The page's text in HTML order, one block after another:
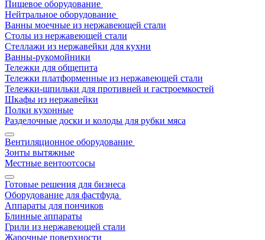
Пищевое оборудование
Нейтральное оборудование
Ванны моечные из нержавеющей стали
Столы из нержавеющей стали
Стеллажи из нержавейки для кухни
Ванны-рукомойники
Тележки для общепита
Тележки платформенные из нержавеющей стали
Тележки-шпильки для противней и гастроемкостей
Шкафы из нержавейки
Полки кухонные
Разделочные доски и колоды для рубки мяса
Вентиляционное оборудование
Зонты вытяжные
Местные вентоотсосы
Готовые решения для бизнеса
Оборудование для фастфуда
Аппараты для пончиков
Блинные аппараты
Грили из нержавеющей стали
Жарочные поверхности